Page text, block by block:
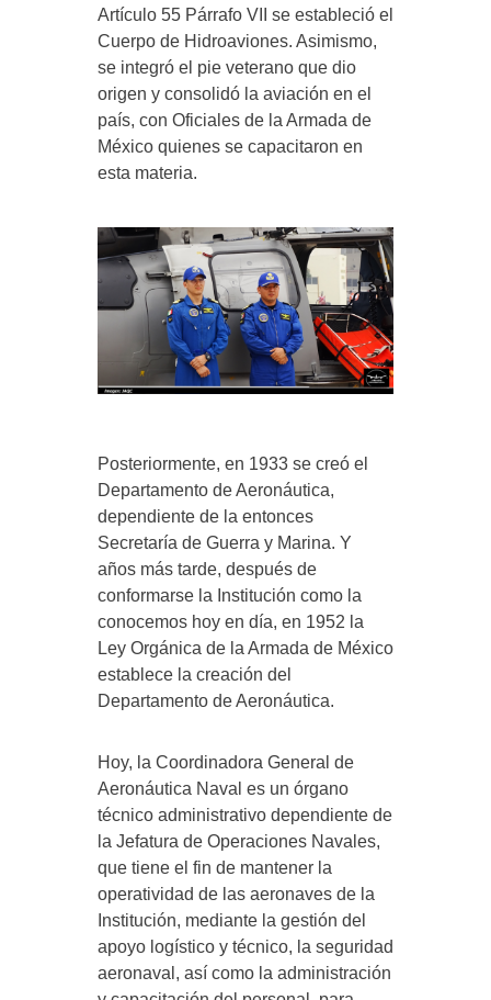
Artículo 55 Párrafo VII se estableció el
Cuerpo de Hidroaviones. Asimismo,
se integró el pie veterano que dio
origen y consolidó la aviación en el
país, con Oficiales de la Armada de
México quienes se capacitaron en
esta materia.
Posteriormente, en 1933 se creó el
Departamento de Aeronáutica,
dependiente de la entonces
Secretaría de Guerra y Marina. Y
años más tarde, después de
conformarse la Institución como la
conocemos hoy en día, en 1952 la
Ley Orgánica de la Armada de México
establece la creación del
Departamento de Aeronáutica.
Hoy, la Coordinadora General de
Aeronáutica Naval es un órgano
técnico administrativo dependiente de
la Jefatura de Operaciones Navales,
que tiene el fin de mantener la
operatividad de las aeronaves de la
Institución, mediante la gestión del
apoyo logístico y técnico, la seguridad
aeronaval, así como la administración